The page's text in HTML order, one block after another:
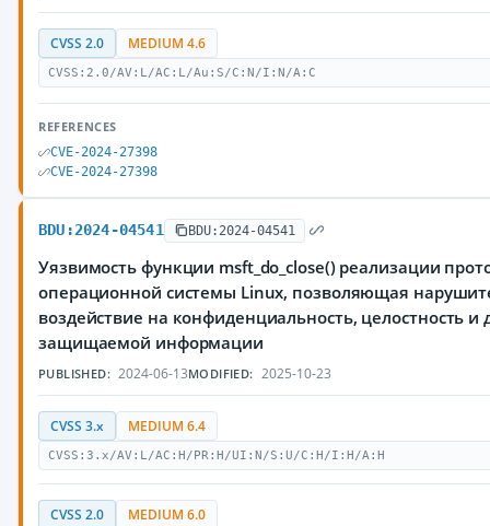
CVSS 2.0 MEDIUM 4.6
CVSS:2.0/AV:L/AC:L/Au:S/C:N/I:N/A:C
REFERENCES
CVE-2024-27398
CVE-2024-27398
BDU:2024-04541 BDU:2024-04541
Уязвимость функции msft_do_close() реализации
операционной системы Linux, позволяющая
воздействие на конфиденциальность, целостность и
защищаемой информации
PUBLISHED: 2024-06-13MODIFIED: 2025-10-23
CVSS 3.x MEDIUM 6.4
CVSS:3.x/AV:L/AC:H/PR:H/UI:N/S:U/C:H/I:H/A:H
CVSS 2.0 MEDIUM 6.0